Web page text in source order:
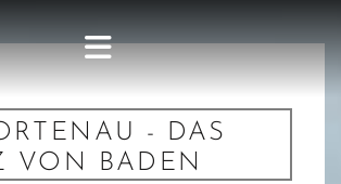
- DAS
VON BADEN